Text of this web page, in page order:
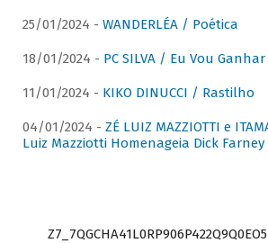
25/01/2024 - WANDERLÉA / Poética
18/01/2024 - PC SILVA / Eu Vou
11/01/2024 - KIKO DINUCCI / Rastilho
04/01/2024 - ZÉ LUIZ MAZZIOTTI e
Luiz Mazziotti Homenageia Dick Farney
Z7_7QGCHA41L0RP906P422Q9Q0EO5